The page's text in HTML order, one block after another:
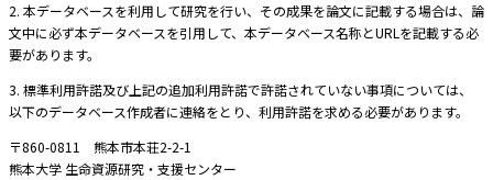
2. 本データベースを利用して研究を行い、その成果を論文に記載する場合は、論
文中に必ず本データベースを引用して、本データベース名称とURLを記載する必
要があります。
3. 標準利用許諾及び上記の追加利用許諾で許諾されていない事項については、
以下のデータベース作成者に連絡をとり、利用許諾を求める必要があります。
〒860-0811 熊本市本荘2-2-1
熊本大学 生命資源研究・支援センター